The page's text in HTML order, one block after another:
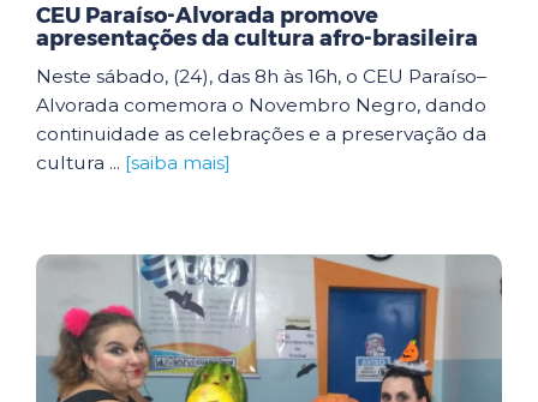
CEU Paraíso-Alvorada promove
apresentações da cultura afro-brasileira
Neste sábado, (24), das 8h às 16h, o CEU Paraíso–
Alvorada comemora o Novembro Negro, dando
continuidade as celebrações e a preservação da
cultura ... [saiba mais]